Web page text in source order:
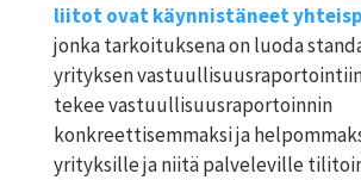
liitot ovat käynnistäneet
jonka tarkoituksena on luoda
yrityksen
tekee vastuullisuusraportoinnin
konkreettisemmaksi ja
yrityksille ja niitä palveleville